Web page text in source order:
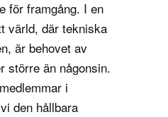
fel, öka effektiviteten
tjänstens
som en
interna och externa
för framgång. I en
värld, där tekniska
är behovet av
större än någonsin.
i
den hållbara